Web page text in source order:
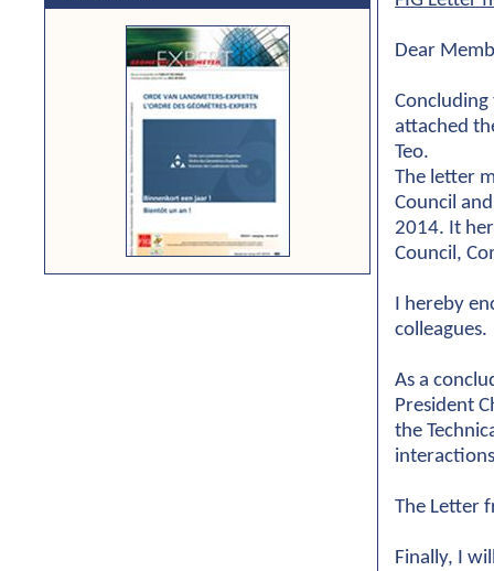
Dear
attached
Teo.
The letter
Council
2014. It
Council,
I hereby
colleagues.
As a
President
the
The Letter
Finally, I